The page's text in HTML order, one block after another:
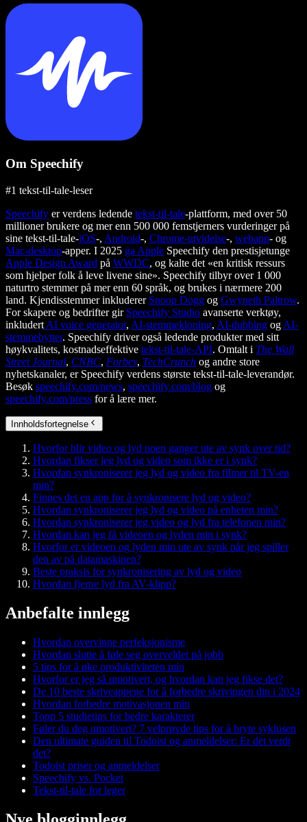
Om Speechify
#1 tekst-til-tale-leser
Speechify er verdens ledende tekst-til-tale-plattform, med over 50
millioner brukere og mer enn 500 000 femstjerners vurderinger på
sine tekst-til-tale-iOS-, Android-, Chrome-utvidelse-, webapp- og
Mac-desktop-apper. I 2025 ga Apple Speechify den prestisjetunge
Apple Design Award på WWDC, og kalte det «en kritisk ressurs
som hjelper folk å leve livene sine». Speechify tilbyr over 1 000
naturtro stemmer på mer enn 60 språk, og brukes i nærmere 200
land. Kjendisstemmer inkluderer Snoop Dogg og Gwyneth Paltrow.
For skapere og bedrifter gir Speechify Studio avanserte verktøy,
inkludert AI voice generator, AI-stemmekloning, AI-dubbing og AI-
stemmebytter. Speechify driver også ledende produkter med sitt
høykvalitets, kostnadseffektive tekst-til-tale-API. Omtalt i The Wall
Street Journal, CNBC, Forbes, TechCrunch og andre store
nyhetskanaler, er Speechify verdens største tekst-til-tale-leverandør.
Besøk speechify.com/news, speechify.com/blog og
speechify.com/press for å lære mer.
Innholdsfortegnelse
Hvorfor blir video og lyd noen ganger ute av synk over tid?
Hvordan fikser jeg lyd og video som ikke er i synk?
Hvordan synkroniserer jeg lyd og video fra filmer til TV-en
min?
Finnes det en app for å synkronisere lyd og video?
Hvordan synkroniserer jeg lyd og video på enheten min?
Hvordan synkroniserer jeg video og lyd fra telefonen min?
Hvordan kan jeg få videoen og lyden min i synk?
Hvorfor er videoen og lyden min ute av synk når jeg spiller
den av på datamaskinen?
Beste praksis for synkronisering av lyd og video
Hvordan fjerne lyd fra AV-klipp?
Anbefalte innlegg
Hvordan overvinne perfeksjonisme
Hvordan slutte å føle seg overveldet på jobb
5 tips for å øke produktiviteten min
Hvorfor er jeg så umotivert, og hvordan kan jeg fikse det?
De 10 beste skriveappene for å forbedre skrivingen din i 2024
Hvordan forbedre motivasjonen min
Topp 5 studietips for bedre karakterer
Føler du deg umotivert? 7 velprøvde tips for å bryte syklusen
Den ultimate guiden til Todoist og anmeldelser: Er det verdt
det?
Todoist priser og anmeldelser
Speechify vs. Pocket
Tekst-til-tale for leger